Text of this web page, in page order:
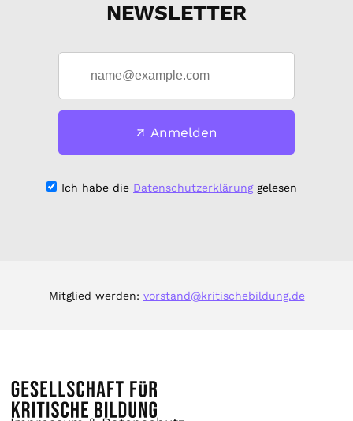
NEWSLETTER
Anmelden
Ich habe die Datenschutzerklärunggelesen
Mitglied werden: vorstand@kritischebildung.de